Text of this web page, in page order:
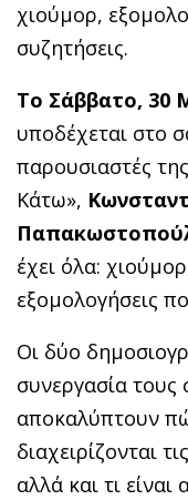
χιούμορ,
συζητήσεις.
Το Σάββατο, 30
υποδέχεται στο
παρουσιαστές
Κάτω»,
έχει όλα:
εξομολογήσεις
Οι δύο
συνεργασία
αποκαλύπτουν
διαχειρίζονται
αλλά και τι